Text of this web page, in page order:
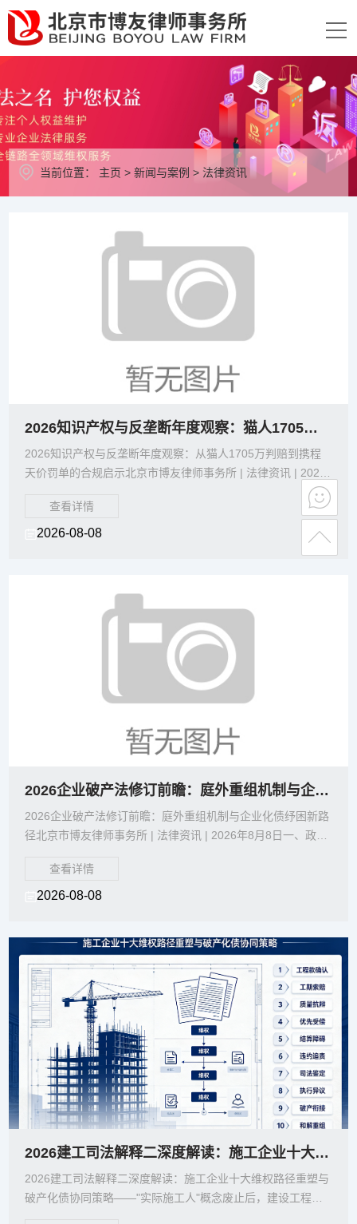
当前位置： 主页 >新闻与案例 > 法律资讯
2026知识产权与反垄断年度观察：猫人1705万判赔到携程51亿罚单的合规启示
2026知识产权与反垄断年度观察：从猫人1705万判赔到携程
天价罚单的合规启示北京市博友律师事务所 | 法律资讯 | 2026
查看详情
2026-08-08
2026企业破产法修订前瞻：庭外重组机制与企业化债纾困新路径
2026企业破产法修订前瞻：庭外重组机制与企业化债纾困新路
径北京市博友律师事务所 | 法律资讯 | 2026年8月8日一、政策
查看详情
2026-08-08
2026建工司法解释二深度解读：施工企业十大维权路径重塑与破产化债协同策略
2026建工司法解释二深度解读：施工企业十大维权路径重塑与
破产化债协同策略——"实际施工人"概念废止后，建设工程欠